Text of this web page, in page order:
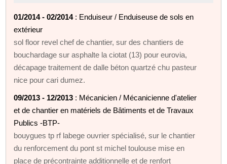
01/2014 - 02/2014: Enduiseur / Enduiseuse de sols en
extérieur
sol floor revel chef de chantier, sur des chantiers de
bouchardage sur asphalte la ciotat (13) pour eurovia,
décapage traitement de dalle béton quartzé chu pasteur
nice pour cari dumez.
09/2013 - 12/2013 : Mécanicien / Mécanicienne d'atelier
et de chantier en matériels de Bâtiments et de Travaux
Publics -BTP-
bouygues tp rf labege ouvrier spécialisé, sur le chantier
du renforcement du pont st michel toulouse mise en
place de précontrainte additionnelle et de renfort